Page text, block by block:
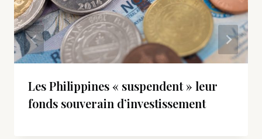
Les Philippines « suspendent » leur
fonds souverain d’investissement